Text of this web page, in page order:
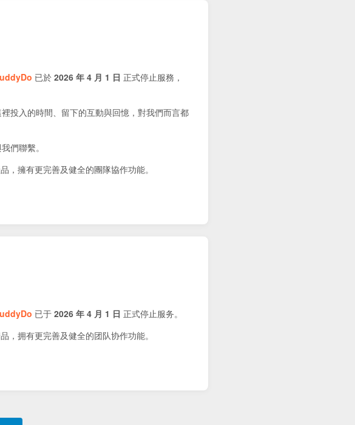
已於 2026 年 4 月 1 日 正式停止服務，
投入的時間、留下的互動與回憶，對我們而言都
們聯繫。
，擁有更完善及健全的團隊協作功能。
已于 2026 年 4 月 1 日 正式停止服务。
，拥有更完善及健全的团队协作功能。